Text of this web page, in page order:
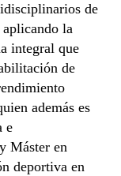
de
la
integral que
de
además es
e
Máster en
deportiva en